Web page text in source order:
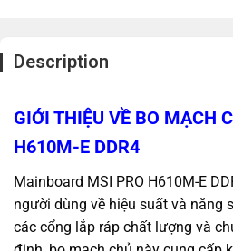
Description
GIỚI THIỆU VỀ BO MẠCH
H610M-E DDR4
Mainboard MSI PRO H610M-E
người dùng về hiệu suất và năng
các cổng lắp ráp chất lượng và